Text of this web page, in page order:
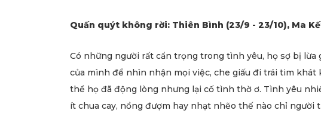
Quấn quýt không rời: Thiên Bình (23/9 - 23/10), Ma
Có những người rất cẩn trọng trong tình yêu, họ sợ bị lừa
của mình để nhìn nhận mọi việc, che giấu đi trái tim khát
thể họ đã động lòng nhưng lại cố tình thờ ơ. Tình yêu
ít chua cay, nồng đượm hay nhạt nhẽo thế nào chỉ người